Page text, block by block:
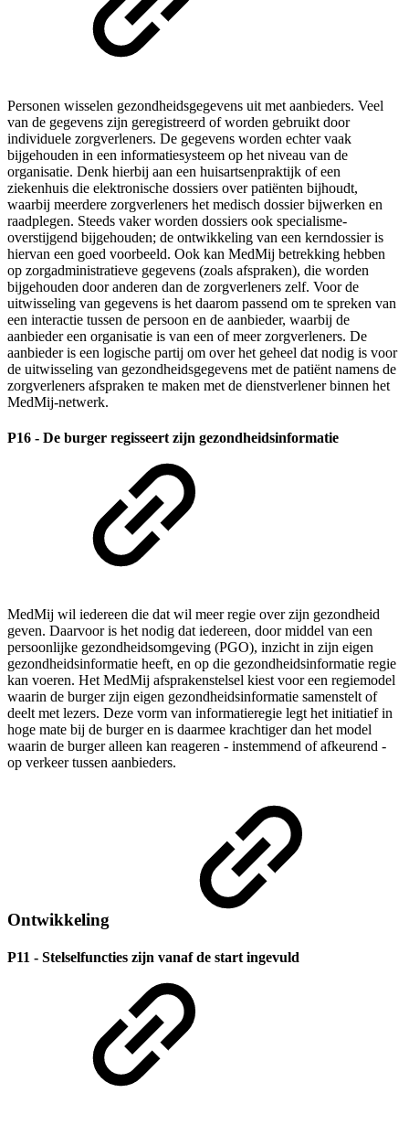
Personen wisselen gezondheidsgegevens uit met aanbieders. Veel
van de gegevens zijn geregistreerd of worden gebruikt door
individuele zorgverleners. De gegevens worden echter vaak
bijgehouden in een informatiesysteem op het niveau van de
organisatie. Denk hierbij aan een huisartsenpraktijk of een
ziekenhuis die elektronische dossiers over patiënten bijhoudt,
waarbij meerdere zorgverleners het medisch dossier bijwerken en
raadplegen. Steeds vaker worden dossiers ook specialisme-
overstijgend bijgehouden; de ontwikkeling van een kerndossier is
hiervan een goed voorbeeld. Ook kan MedMij betrekking hebben
op zorgadministratieve gegevens (zoals afspraken), die worden
bijgehouden door anderen dan de zorgverleners zelf. Voor de
uitwisseling van gegevens is het daarom passend om te spreken van
een interactie tussen de persoon en de aanbieder, waarbij de
aanbieder een organisatie is van een of meer zorgverleners. De
aanbieder is een logische partij om over het geheel dat nodig is voor
de uitwisseling van gezondheidsgegevens met de patiënt namens de
zorgverleners afspraken te maken met de dienstverlener binnen het
MedMij-netwerk.
P16 - De burger regisseert zijn gezondheidsinformatie
MedMij wil iedereen die dat wil meer regie over zijn gezondheid
geven. Daarvoor is het nodig dat iedereen, door middel van een
persoonlijke gezondheidsomgeving (PGO), inzicht in zijn eigen
gezondheidsinformatie heeft, en op die gezondheidsinformatie regie
kan voeren. Het MedMij afsprakenstelsel kiest voor een regiemodel
waarin de burger zijn eigen gezondheidsinformatie samenstelt of
deelt met lezers. Deze vorm van informatieregie legt het initiatief in
hoge mate bij de burger en is daarmee krachtiger dan het model
waarin de burger alleen kan reageren - instemmend of afkeurend -
op verkeer tussen aanbieders.
Ontwikkeling
P11 - Stelselfuncties zijn vanaf de start ingevuld